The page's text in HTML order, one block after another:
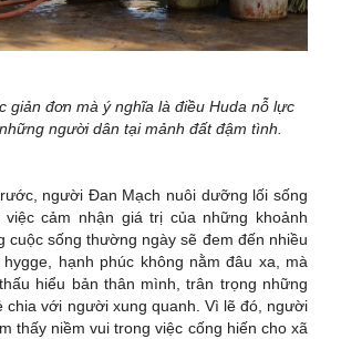
giản đơn mà ý nghĩa là điều Huda nỗ lực
người dân tại mảnh đất đậm tình.
người Đan Mạch nuôi dưỡng lối sống
cảm nhận giá trị của những khoảnh
cuộc sống thường ngày sẽ đem đến nhiều
hạnh phúc không nằm đâu xa, mà
hiểu bản thân mình, trân trọng những
chia với người xung quanh. Vì lẽ đó, người
thấy niềm vui trong việc cống hiến cho xã